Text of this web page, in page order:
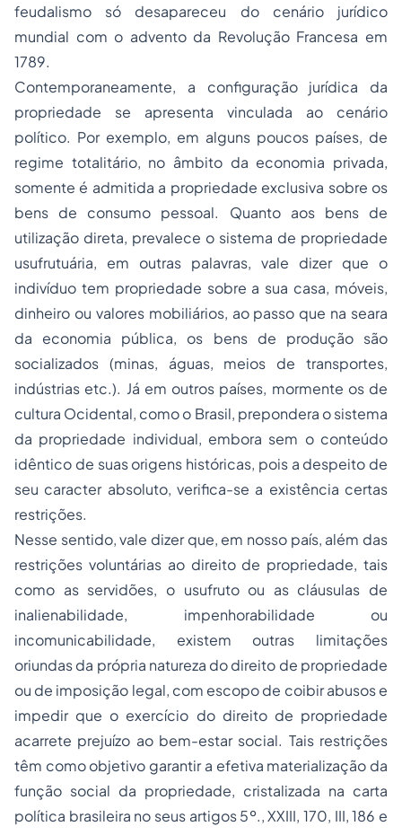
feudalismo só desapareceu do cenário jurídico
mundial com o advento da Revolução Francesa em
1789.
Contemporaneamente, a configuração jurídica da
propriedade se apresenta vinculada ao cenário
político. Por exemplo, em alguns poucos países, de
regime totalitário, no âmbito da economia privada,
somente é admitida a propriedade exclusiva sobre os
bens de consumo pessoal. Quanto aos bens de
utilização direta, prevalece o sistema de propriedade
usufrutuária, em outras palavras, vale dizer que o
indivíduo tem propriedade sobre a sua casa, móveis,
dinheiro ou valores mobiliários, ao passo que na seara
da economia pública, os bens de produção são
socializados (minas, águas, meios de transportes,
indústrias etc.). Já em outros países, mormente os de
cultura Ocidental, como o Brasil, prepondera o sistema
da propriedade individual, embora sem o conteúdo
idêntico de suas origens históricas, pois a despeito de
seu caracter absoluto, verifica-se a existência certas
restrições.
Nesse sentido, vale dizer que, em nosso país, além das
restrições voluntárias ao direito de propriedade, tais
como as servidões, o usufruto ou as cláusulas de
inalienabilidade, impenhorabilidade ou
incomunicabilidade, existem outras limitações
oriundas da própria natureza do direito de propriedade
ou de imposição legal, com escopo de coibir abusos e
impedir que o exercício do direito de propriedade
acarrete prejuízo ao bem-estar social. Tais restrições
têm como objetivo garantir a efetiva materialização da
função social da propriedade, cristalizada na carta
política brasileira no seus artigos 5º., XXIII, 170, III, 186 e